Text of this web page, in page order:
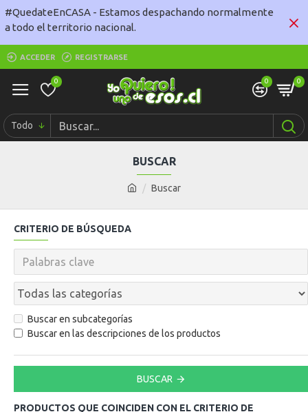
#QuedateEnCASA - Estamos despachando normalmente
a todo el territorio nacional.
ACCEDER REGISTRARSE
0 0 0
Todo
Buscar
BUSCAR
CRITERIO DE BÚSQUEDA
Buscar en subcategorías
Buscar en las descripciones de los productos
BUSCAR
PRODUCTOS QUE COINCIDEN CON EL CRITERIO DE